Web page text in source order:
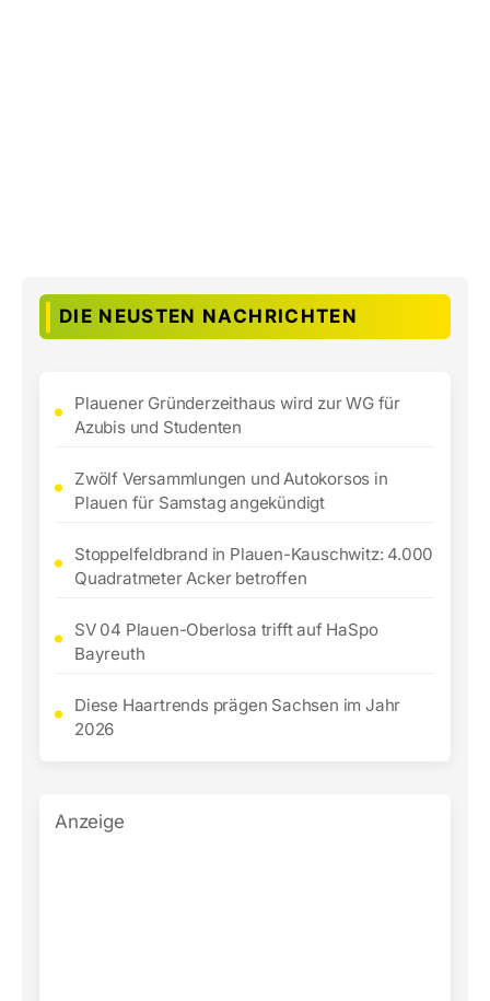
DIE NEUSTEN NACHRICHTEN
Plauener Gründerzeithaus wird zur WG für
Azubis und Studenten
Zwölf Versammlungen und Autokorsos in
Plauen für Samstag angekündigt
Stoppelfeldbrand in Plauen-Kauschwitz: 4.000
Quadratmeter Acker betroffen
SV 04 Plauen-Oberlosa trifft auf HaSpo
Bayreuth
Diese Haartrends prägen Sachsen im Jahr
2026
Anzeige